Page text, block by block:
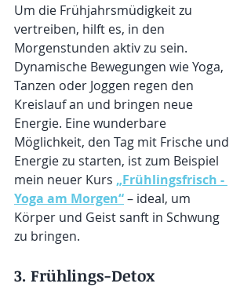
Um die Frühjahrsmüdigkeit zu
vertreiben, hilft es, in den
Morgenstunden aktiv zu sein.
Dynamische Bewegungen wie Yoga,
Tanzen oder Joggen regen den
Kreislauf an und bringen neue
Energie. Eine wunderbare
Möglichkeit, den Tag mit Frische und
Energie zu starten, ist zum Beispiel
mein neuer Kurs „Frühlingsfrisch -
Yoga am Morgen“ – ideal, um
Körper und Geist sanft in Schwung
zu bringen.
3. Frühlings-Detox